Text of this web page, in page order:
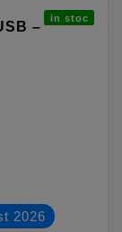
–
in stoc
2026